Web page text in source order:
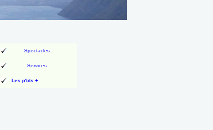
Spectacles
Services
Les p'tits +